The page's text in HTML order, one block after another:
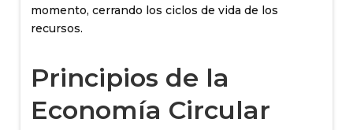
momento, cerrando los ciclos de vida de los
recursos.
Principios de la
Economía Circular